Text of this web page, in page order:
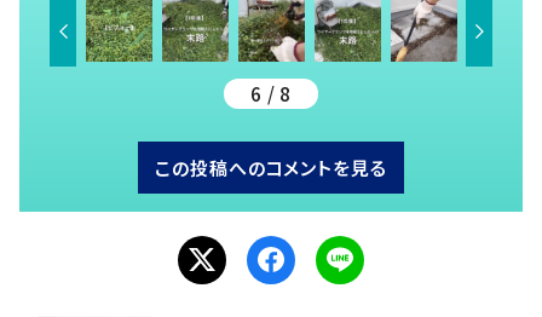
6 / 8
この投稿へのコメントを見る